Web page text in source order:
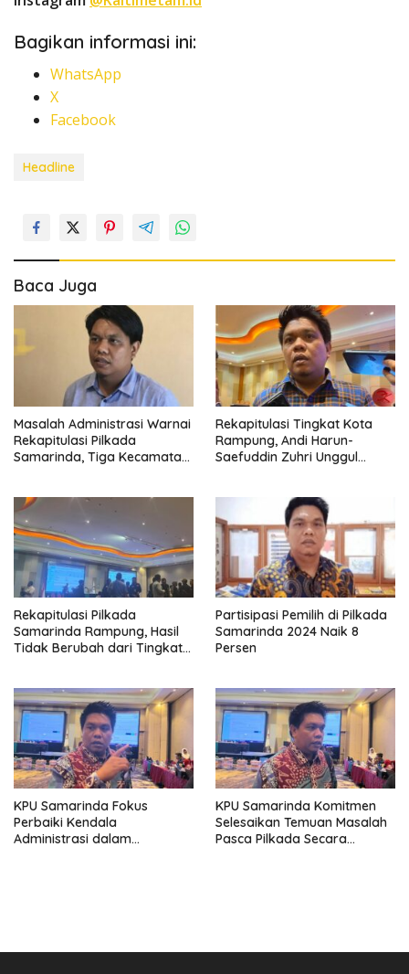
Bagikan informasi ini:
WhatsApp
X
Facebook
Headline
Baca Juga
Masalah Administrasi Warnai
Rekapitulasi Pilkada
Samarinda, Tiga Kecamatan
Rekapitulasi Tingkat Kota
Rampung, Andi Harun-
Saefuddin Zuhri Unggul
Rekapitulasi Pilkada
Samarinda Rampung, Hasil
Tidak Berubah dari Tingkat
Partisipasi Pemilih di Pilkada
Samarinda 2024 Naik 8
Persen
KPU Samarinda Fokus
Perbaiki Kendala
Administrasi dalam
KPU Samarinda Komitmen
Selesaikan Temuan Masalah
Pasca Pilkada Secara